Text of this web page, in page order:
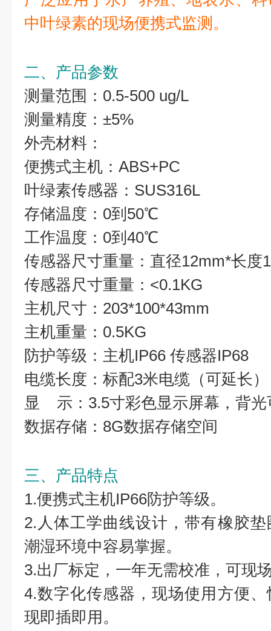
中叶绿素的现场便携式监测。
二、产品参数
测量范围：0.5-500 ug/L
测量精度：±5%
外壳材料：
便携式主机：ABS+PC
叶绿素传感器：SUS316L
存储温度：0到50℃
工作温度：0到40℃
传感器尺寸重量：直径12mm*长度
传感器尺寸重量：<0.1KG
主机尺寸：203*100*43mm
主机重量：0.5KG
防护等级：主机IP66 传感器IP68
电缆长度：标配3米电缆（可延长）
显 示：3.5寸彩色显示屏幕，背光
数据存储：8G数据存储空间
三、产品特点
1.便携式主机IP66防护等级。
2.人体工学曲线设计，带有橡胶
潮湿环境中容易掌握。
3.出厂标定，一年无需校准，可现
4.数字化传感器，现场使用方便
现即插即用。